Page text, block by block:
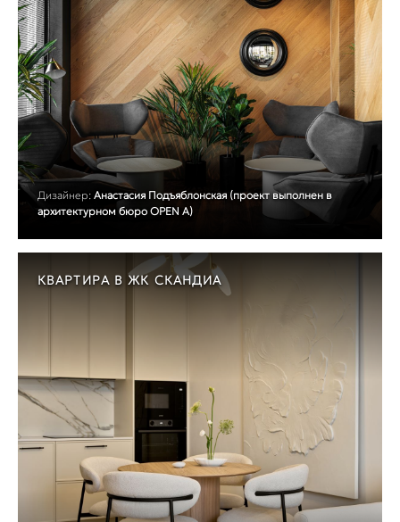
Дизайнер: Анастасия Подъяблонская (проект выполнен в
архитектурном бюро OPEN A)
КВАРТИРА В ЖК СКАНДИА